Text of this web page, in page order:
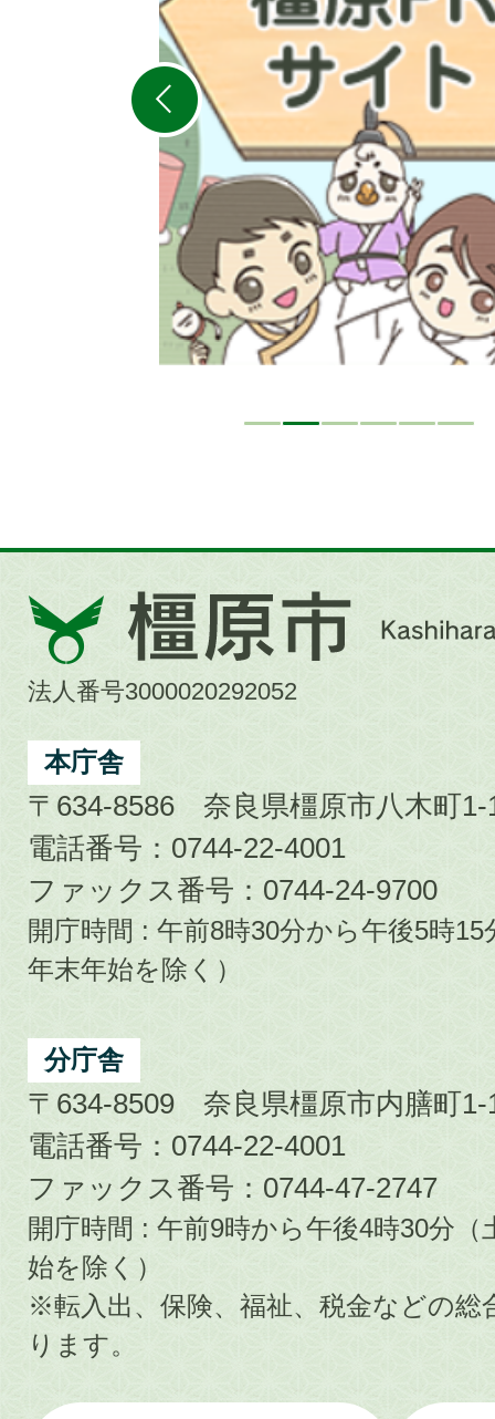
ラ
イ
ド
橿
原
市
City
法人番号3000020292052
本庁舎
〒634-8586 奈良県橿原市八木町1-
電話番号：0744-22-4001
ファックス番号：0744-24-9700
開庁時間 : 午前8時30分から午後5時
年末年始を除く）
分庁舎
〒634-8509 奈良県橿原市内膳町1-
電話番号：0744-22-4001
ファックス番号：0744-47-2747
開庁時間 : 午前9時から午後4時30分
始を除く）
※転入出、保険、福祉、税金などの総
ります。